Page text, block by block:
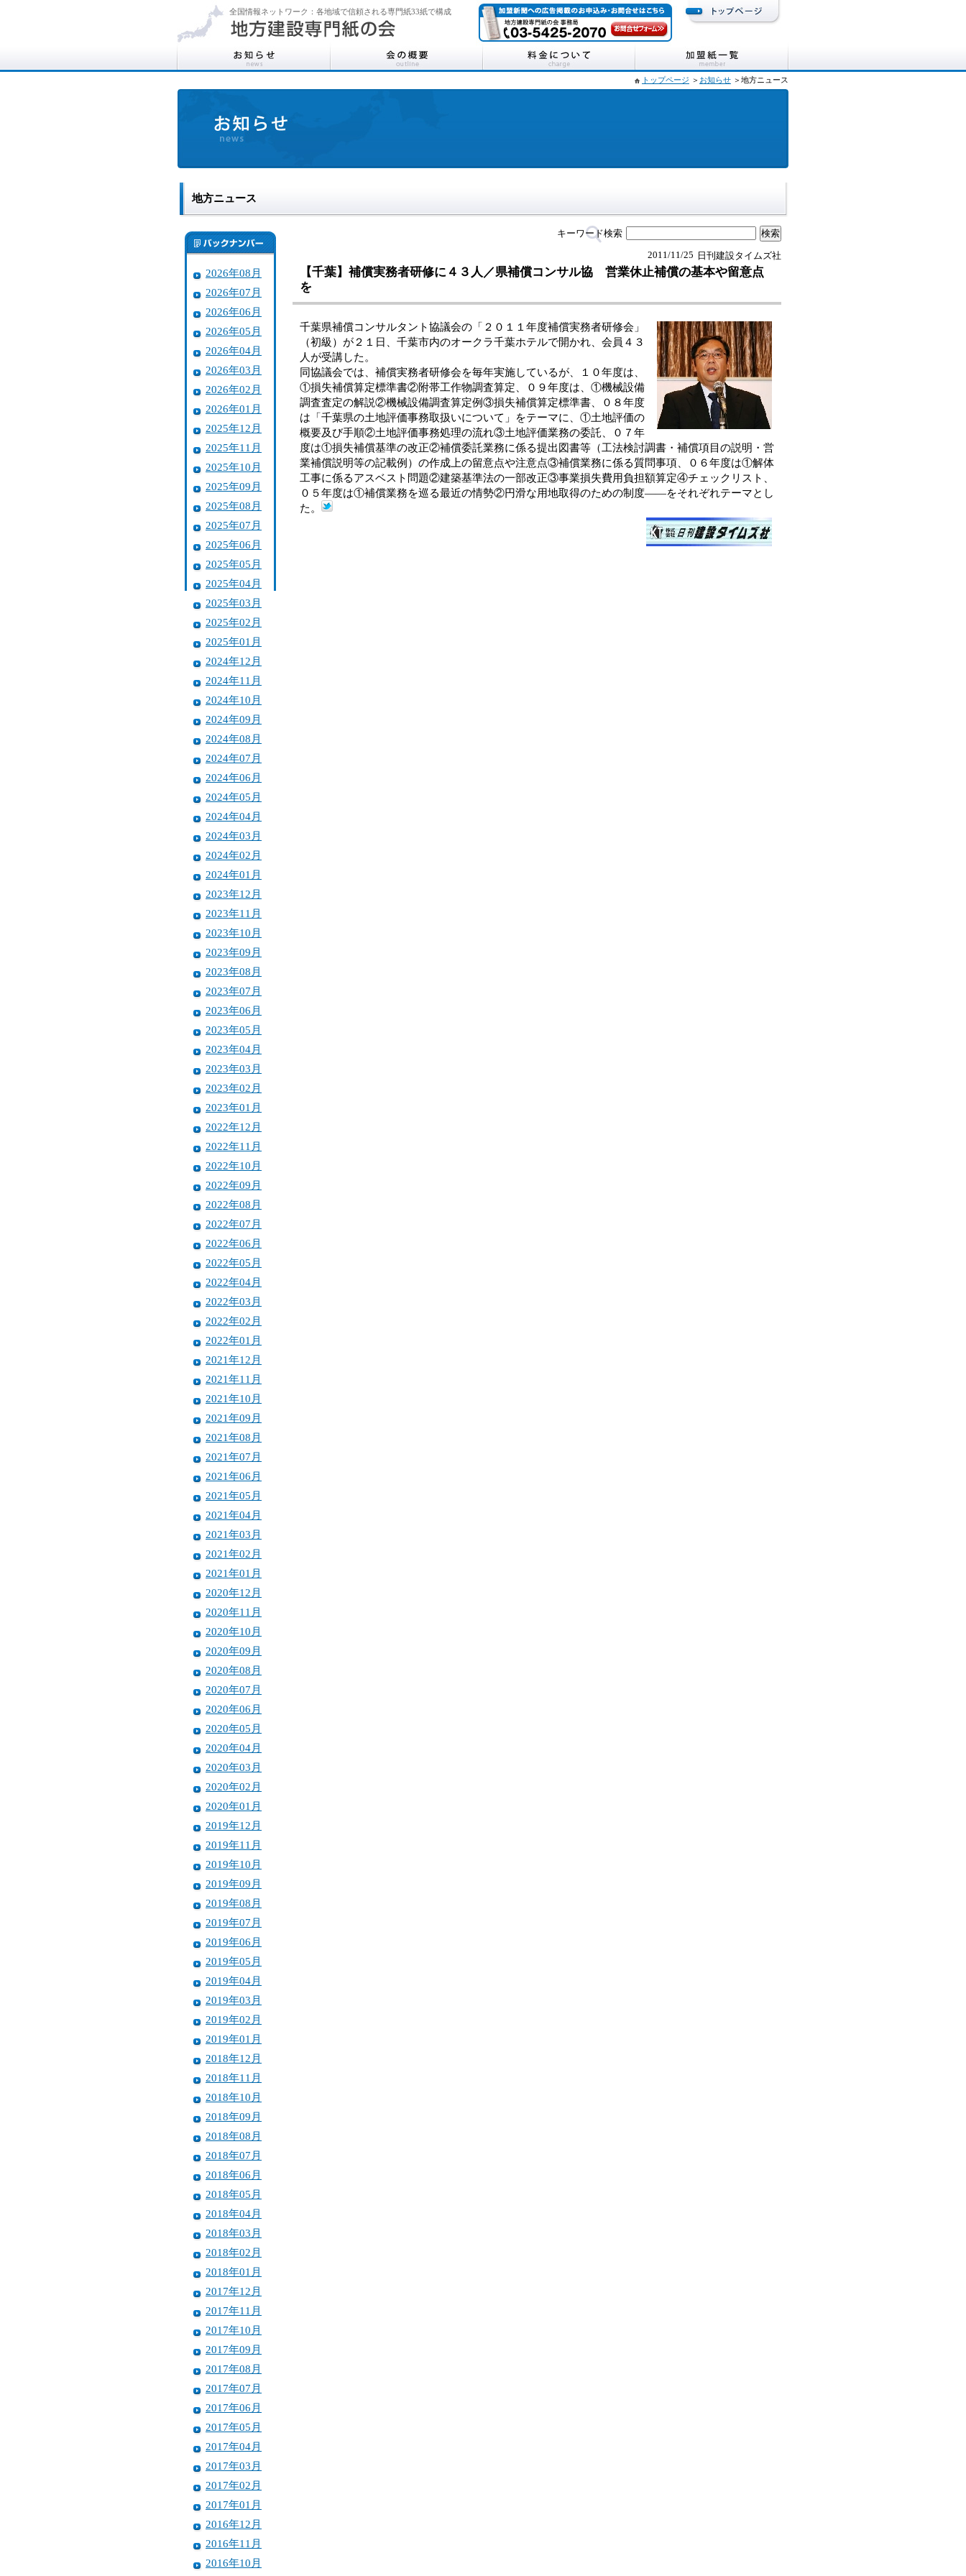
全国情報ネットワーク：各地域で信頼される専門紙33紙で構成
トップページ ＞ お知らせ ＞地方ニュース
地方ニュース
2026年08月
2026年07月
2026年06月
2026年05月
2026年04月
2026年03月
2026年02月
2026年01月
2025年12月
2025年11月
2025年10月
2025年09月
2025年08月
2025年07月
2025年06月
2025年05月
2025年04月
2025年03月
2025年02月
2025年01月
2024年12月
2024年11月
2024年10月
2024年09月
2024年08月
2024年07月
2024年06月
2024年05月
2024年04月
2024年03月
2024年02月
2024年01月
2023年12月
2023年11月
2023年10月
2023年09月
2023年08月
2023年07月
2023年06月
2023年05月
2023年04月
2023年03月
2023年02月
2023年01月
2022年12月
2022年11月
2022年10月
2022年09月
2022年08月
2022年07月
2022年06月
2022年05月
2022年04月
2022年03月
2022年02月
2022年01月
2021年12月
2021年11月
2021年10月
2021年09月
2021年08月
2021年07月
2021年06月
2021年05月
2021年04月
2021年03月
2021年02月
2021年01月
2020年12月
2020年11月
2020年10月
2020年09月
2020年08月
2020年07月
2020年06月
2020年05月
2020年04月
2020年03月
2020年02月
2020年01月
2019年12月
2019年11月
2019年10月
2019年09月
2019年08月
2019年07月
2019年06月
2019年05月
2019年04月
2019年03月
2019年02月
2019年01月
2018年12月
2018年11月
2018年10月
2018年09月
2018年08月
2018年07月
2018年06月
2018年05月
2018年04月
2018年03月
2018年02月
2018年01月
2017年12月
2017年11月
2017年10月
2017年09月
2017年08月
2017年07月
2017年06月
2017年05月
2017年04月
2017年03月
2017年02月
2017年01月
2016年12月
2016年11月
2016年10月
キーワード検索
日刊建設タイムズ社
2011/11/25
【千葉】補償実務者研修に４３人／県補償コンサル協 営業休止補償の基本や留意点
を
千葉県補償コンサルタント協議会の「２０１１年度補償実務者研修会」
（初級）が２１日、千葉市内のオークラ千葉ホテルで開かれ、会員４３
人が受講した。
同協議会では、補償実務者研修会を毎年実施しているが、１０年度は、
①損失補償算定標準書②附帯工作物調査算定、０９年度は、①機械設備
調査査定の解説②機械設備調査算定例③損失補償算定標準書、０８年度
は「千葉県の土地評価事務取扱いについて」をテーマに、①土地評価の
概要及び手順②土地評価事務処理の流れ③土地評価業務の委託、０７年
度は①損失補償基準の改正②補償委託業務に係る提出図書等（工法検討調書・補償項目の説明・営
業補償説明等の記載例）の作成上の留意点や注意点③補償業務に係る質問事項、０６年度は①解体
工事に係るアスベスト問題②建築基準法の一部改正③事業損失費用負担額算定④チェックリスト、
０５年度は①補償業務を巡る最近の情勢②円滑な用地取得のための制度――をそれぞれテーマとし
た。